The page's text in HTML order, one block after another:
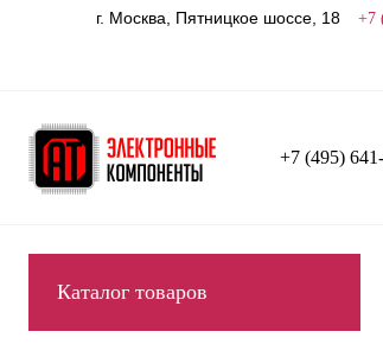
г. Москва, Пятницкое шоссе, 18 +7
+7 (495)
Каталог товаров